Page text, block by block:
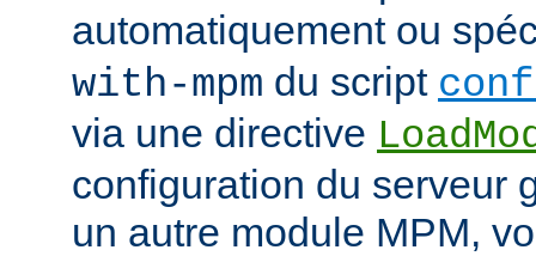
automatiquement ou
with-mpm du script
via une directive
configuration du serveur
un autre module MPM,